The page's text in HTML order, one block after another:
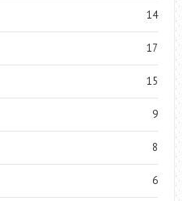
14
17
15
9
8
6